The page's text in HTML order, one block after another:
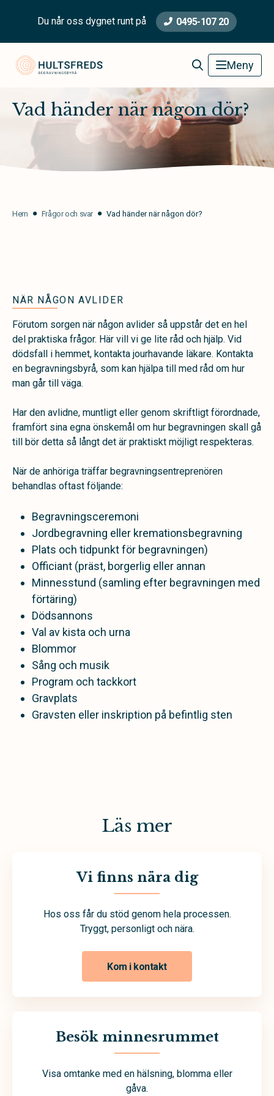
Du når oss dygnet runt på 0495-107 20
Hultsfred Begravningsbyrå Meny
Vad händer när någon dör?
Hem Frågor och svar Vad händer när någon dör?
NÄR NÅGON AVLIDER
Förutom sorgen när någon avlider så uppstår det en hel
del praktiska frågor. Här vill vi ge lite råd och hjälp. Vid
dödsfall i hemmet, kontakta jourhavande läkare. Kontakta
en begravningsbyrå, som kan hjälpa till med råd om hur
man går till väga.
Har den avlidne, muntligt eller genom skriftligt förordnade,
framfört sina egna önskemål om hur begravningen skall gå
till bör detta så långt det är praktiskt möjligt respekteras.
När de anhöriga träffar begravningsentreprenören
behandlas oftast följande:
Begravningsceremoni
Jordbegravning eller kremationsbegravning
Plats och tidpunkt för begravningen)
Officiant (präst, borgerlig eller annan
Minnesstund (samling efter begravningen med
förtäring)
Dödsannons
Val av kista och urna
Blommor
Sång och musik
Program och tackkort
Gravplats
Gravsten eller inskription på befintlig sten
Läs mer
Vi finns nära dig
Hos oss får du stöd genom hela processen.
Tryggt, personligt och nära.
Kom i kontakt
Besök minnesrummet
Visa omtanke med en hälsning, blomma eller
gåva.